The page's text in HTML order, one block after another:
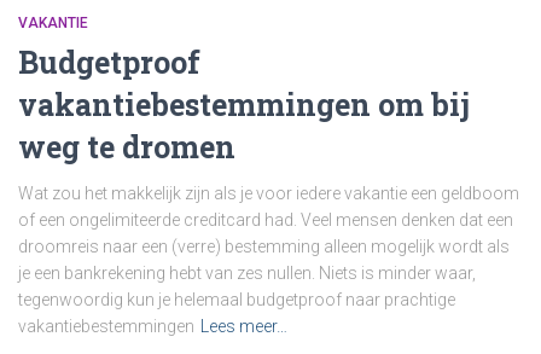
VAKANTIE
Budgetproof
vakantiebestemmingen om bij
weg te dromen
Wat zou het makkelijk zijn als je voor iedere vakantie een geldboom
of een ongelimiteerde creditcard had. Veel mensen denken dat een
droomreis naar een (verre) bestemming alleen mogelijk wordt als
je een bankrekening hebt van zes nullen. Niets is minder waar,
tegenwoordig kun je helemaal budgetproof naar prachtige
vakantiebestemmingen
Lees meer…